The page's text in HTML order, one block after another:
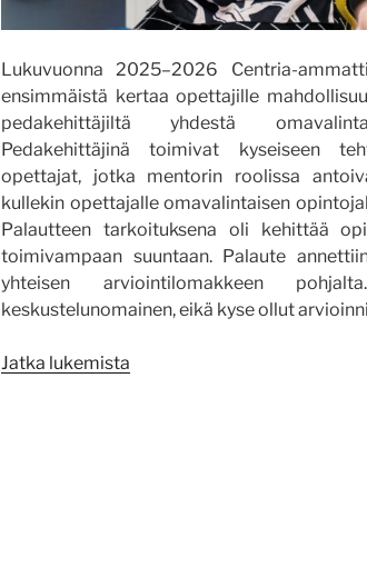
Lukuvuonna 2025–2026 Centria-
ensimmäistä kertaa opettajille
pedakehittäjiltä yhdestä
Pedakehittäjinä toimivat kyseiseen
opettajat, jotka mentorin roolissa
kullekin opettajalle omavalintaisen
Palautteen tarkoituksena oli kehittää
toimivampaan suuntaan. Palaute
yhteisen arviointilomakkeen
keskustelunomainen, eikä kyse ollut
Jatka lukemista